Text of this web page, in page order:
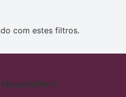
com estes filtros.